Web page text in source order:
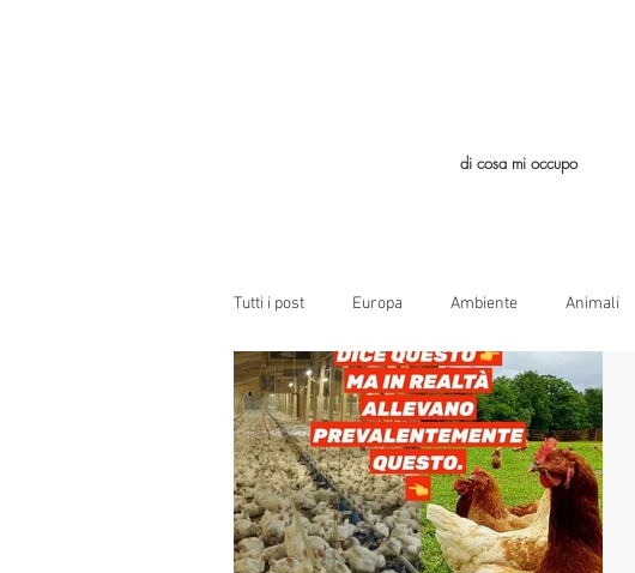
di cosa mi occupo
Tutti i post Europa Ambiente Animali
Allevamenti Intensivi LGBT Lobby
Economia Circolare Aria Lombardia